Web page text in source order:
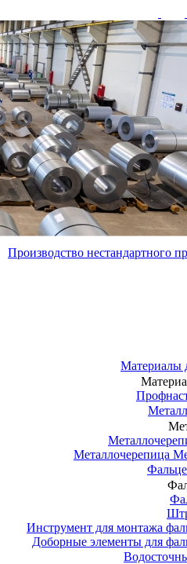
Производство нестандартного
Материалы
Металлочерепица
Инструмент для монтажа
Доборные элементы для